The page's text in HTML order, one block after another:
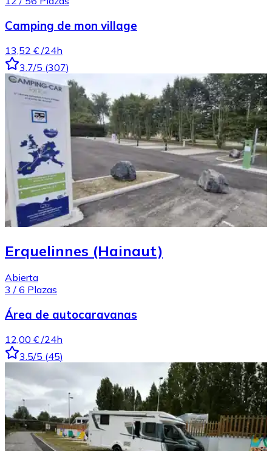
Camping de mon village
13,52 € /24h
3.7/5 (307)
Erquelinnes (Hainaut)
Abierta
3 / 6 Plazas
Área de autocaravanas
12,00 € /24h
3.5/5 (45)